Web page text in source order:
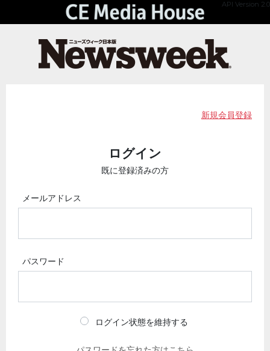
API Version 2.0
新規会員登録
ログイン
既に登録済みの方
メールアドレス
パスワード
ログイン状態を維持する